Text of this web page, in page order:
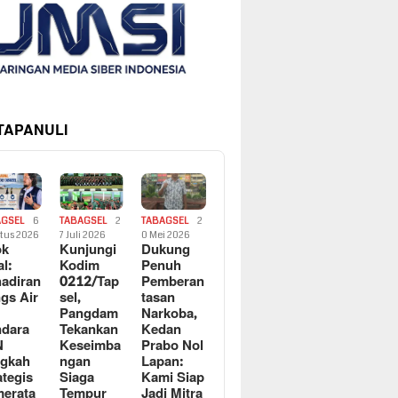
6
2026
Air
TABAGSEL
2
7 Juli 2026
Kunjungi
Kodim
0212/Tap
sel,
Pangdam
Tekankan
Keseimba
ngan
Siaga
TABAGSEL
2
0 Mei 2026
Dukung
Penuh
Pemberan
tasan
Narkoba,
Kedan
Prabo Nol
Lapan:
Kami Siap